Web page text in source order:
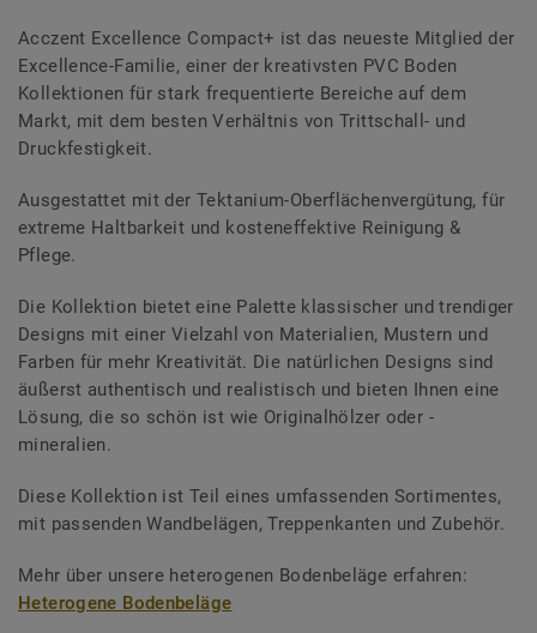
Acczent Excellence Compact+ ist das neueste Mitglied der
Excellence-Familie, einer der kreativsten PVC Boden
Kollektionen für stark frequentierte Bereiche auf dem
Markt, mit dem besten Verhältnis von Trittschall- und
Druckfestigkeit.
Ausgestattet mit der Tektanium-Oberflächenvergütung, für
extreme Haltbarkeit und kosteneffektive Reinigung &
Pflege.
Die Kollektion bietet eine Palette klassischer und trendiger
Designs mit einer Vielzahl von Materialien, Mustern und
Farben für mehr Kreativität. Die natürlichen Designs sind
äußerst authentisch und realistisch und bieten Ihnen eine
Lösung, die so schön ist wie Originalhölzer oder -
mineralien.
Diese Kollektion ist Teil eines umfassenden Sortimentes,
mit passenden Wandbelägen, Treppenkanten und Zubehör.
Mehr über unsere heterogenen Bodenbeläge erfahren:
Heterogene Bodenbeläge